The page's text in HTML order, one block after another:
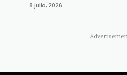
8 julio, 2026